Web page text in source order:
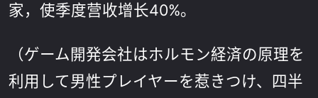
家，使季度营收增长40%。
（ゲーム開発会社はホルモン経済の原理を
利用して男性プレイヤーを惹きつけ、四半